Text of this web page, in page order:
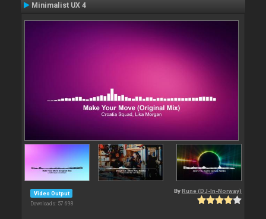
Minimalist UX 4
Video Output
Downloads: 57 698
By Rune (DJ-In-Norway)